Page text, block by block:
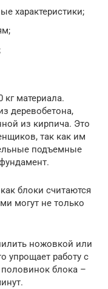
характеристики;
кг материала.
деревобетона,
из кирпича. Это
так как им
подъемные
блоки считаются
могут не только
ножовкой или
упрощает работу с
блока –